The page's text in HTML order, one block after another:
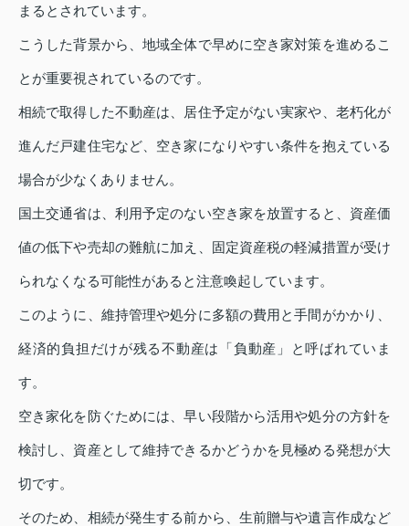
まるとされています。
こうした背景から、地域全体で早めに空き家対策を進めるこ
とが重要視されているのです。
相続で取得した不動産は、居住予定がない実家や、老朽化が
進んだ戸建住宅など、空き家になりやすい条件を抱えている
場合が少なくありません。
国土交通省は、利用予定のない空き家を放置すると、資産価
値の低下や売却の難航に加え、固定資産税の軽減措置が受け
られなくなる可能性があると注意喚起しています。
このように、維持管理や処分に多額の費用と手間がかかり、
経済的負担だけが残る不動産は「負動産」と呼ばれていま
す。
空き家化を防ぐためには、早い段階から活用や処分の方針を
検討し、資産として維持できるかどうかを見極める発想が大
切です。
そのため、相続が発生する前から、生前贈与や遺言作成など